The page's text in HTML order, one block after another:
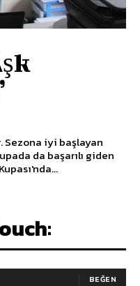
Sezona iyi başlayan
da başarılı giden
BEĞEN